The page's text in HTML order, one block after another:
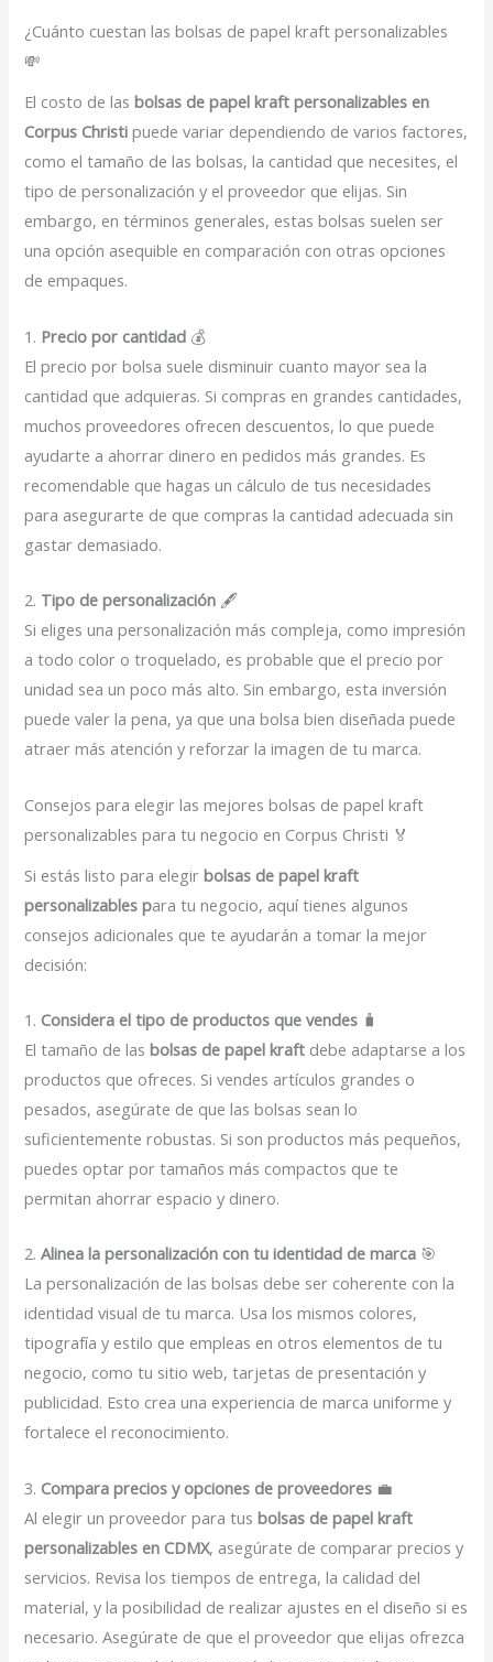
¿Cuánto cuestan las bolsas de papel kraft personalizables
💸
El costo de lasbolsas de papel kraft personalizables en
Corpus Christi puede variar dependiendo de varios factores,
como el tamaño de las bolsas, la cantidad que necesites, el
tipo de personalización y el proveedor que elijas. Sin
embargo, en términos generales, estas bolsas suelen ser
una opción asequible en comparación con otras opciones
de empaques.
1. Precio por cantidad 💰
El precio por bolsa suele disminuir cuanto mayor sea la
cantidad que adquieras. Si compras en grandes cantidades,
muchos proveedores ofrecen descuentos, lo que puede
ayudarte a ahorrar dinero en pedidos más grandes. Es
recomendable que hagas un cálculo de tus necesidades
para asegurarte de que compras la cantidad adecuada sin
gastar demasiado.
2. Tipo de personalización 🖋️
Si eliges una personalización más compleja, como impresión
a todo color o troquelado, es probable que el precio por
unidad sea un poco más alto. Sin embargo, esta inversión
puede valer la pena, ya que una bolsa bien diseñada puede
atraer más atención y reforzar la imagen de tu marca.
Consejos para elegir las mejores bolsas de papel kraft
personalizables para tu negocio en Corpus Christi 🏅
Si estás listo para elegirbolsas de papel kraft
personalizables para tu negocio, aquí tienes algunos
consejos adicionales que te ayudarán a tomar la mejor
decisión:
1. Considera el tipo de productos que vendes 🧳
El tamaño de lasbolsas de papel kraft debe adaptarse a los
productos que ofreces. Si vendes artículos grandes o
pesados, asegúrate de que las bolsas sean lo
suficientemente robustas. Si son productos más pequeños,
puedes optar por tamaños más compactos que te
permitan ahorrar espacio y dinero.
2.Alinea la personalización con tu identidad de marca 🎯
La personalización de las bolsas debe ser coherente con la
identidad visual de tu marca. Usa los mismos colores,
tipografía y estilo que empleas en otros elementos de tu
negocio, como tu sitio web, tarjetas de presentación y
publicidad. Esto crea una experiencia de marca uniforme y
fortalece el reconocimiento.
3. Compara precios y opciones de proveedores 💼
Al elegir un proveedor para tusbolsas de papel kraft
personalizables en CDMX, asegúrate de comparar precios y
servicios. Revisa los tiempos de entrega, la calidad del
material, y la posibilidad de realizar ajustes en el diseño si es
necesario. Asegúrate de que el proveedor que elijas ofrezca